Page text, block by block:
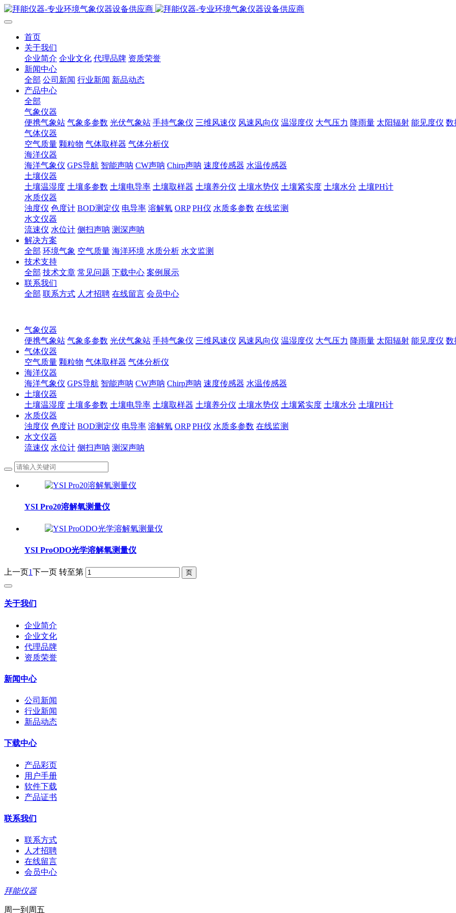
首页
关于我们
企业简介 企业文化 代理品牌 资质荣誉
新闻中心
全部 公司新闻 行业新闻 新品动态
产品中心
全部
气象仪器
便携气象站 气象多参数 光伏气象站 手持气象仪 三维风速仪 风速风向仪 温湿度仪 大气压力 降雨量 太阳辐射 能见度仪 数
气体仪器
空气质量 颗粒物 气体取样器 气体分析仪
海洋仪器
海洋气象仪 GPS导航 智能声呐 CW声呐 Chirp声呐 速度传感器 水温传感器
土壤仪器
土壤温湿度 土壤多参数 土壤电导率 土壤取样器 土壤养分仪 土壤水势仪 土壤紧实度 土壤水分 土壤PH计
水质仪器
浊度仪 色度计 BOD测定仪 电导率 溶解氧 ORP PH仪 水质多参数 在线监测
水文仪器
流速仪 水位计 侧扫声呐 测深声呐
解决方案
全部 环境气象 空气质量 海洋环境 水质分析 水文监测
技术支持
全部 技术文章 常见问题 下载中心 案例展示
联系我们
全部 联系方式 人才招聘 在线留言 会员中心
气象仪器
便携气象站 气象多参数 光伏气象站 手持气象仪 三维风速仪 风速风向仪 温湿度仪 大气压力 降雨量 太阳辐射 能见度仪 数
气体仪器
空气质量 颗粒物 气体取样器 气体分析仪
海洋仪器
海洋气象仪 GPS导航 智能声呐 CW声呐 Chirp声呐 速度传感器 水温传感器
土壤仪器
土壤温湿度 土壤多参数 土壤电导率 土壤取样器 土壤养分仪 土壤水势仪 土壤紧实度 土壤水分 土壤PH计
水质仪器
浊度仪 色度计 BOD测定仪 电导率 溶解氧 ORP PH仪 水质多参数 在线监测
水文仪器
流速仪 水位计 侧扫声呐 测深声呐
YSI Pro20溶解氧测量仪
YSI ProODO光学溶解氧测量仪
上一页1下一页 转至第
关于我们
企业简介
企业文化
代理品牌
资质荣誉
新闻中心
公司新闻
行业新闻
新品动态
下载中心
产品彩页
用户手册
软件下载
产品证书
联系我们
联系方式
人才招聘
在线留言
会员中心
拜能仪器
周一到周五